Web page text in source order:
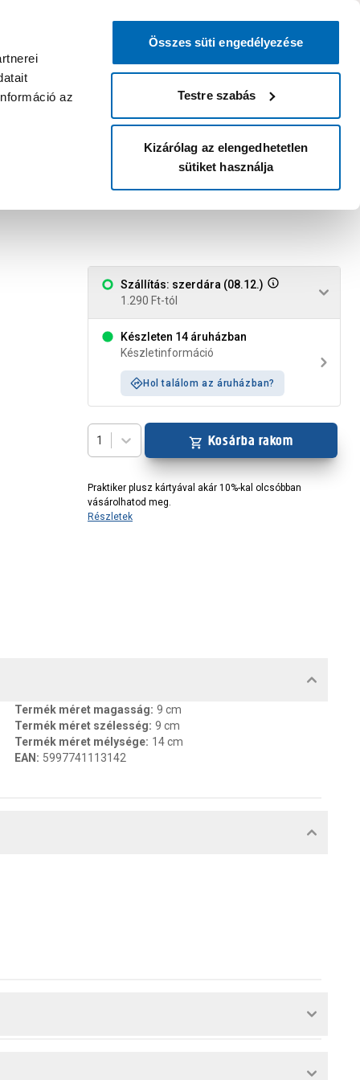
az
Összes süti engedélyezése
Testre szabás
Kizárólag az elengedhetetlen
sütiket használja
bejelentkezni?
Belépés Listáim
Áruházak és szolgáltatások
fejű torx 4.5x40 sárga
Szállítás: szerdára (08.12.)
1.290 Ft-tól
Készleten 14 áruházban
Készletinformáció
Hol találom az áruházban?
1 Kosárba rakom
Praktiker plusz kártyával akár 10%-kal olcsóbban
vásárolhatod meg.
Részletek
Termék méret magasság: 9 cm
Termék méret szélesség: 9 cm
Termék méret mélysége: 14 cm
EAN : 5997741113142